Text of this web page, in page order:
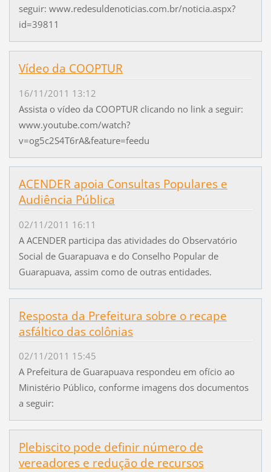
seguir: www.redesuldenoticias.com.br/noticia.aspx?
id=39811
Vídeo da COOPTUR
16/11/2011 13:12
Assista o vídeo da COOPTUR clicando no link a seguir:
www.youtube.com/watch?
v=og5c2S4T6rA&feature=feedu
ACENDER apoia Consultas Populares e
Audiência Pública
02/11/2011 16:11
A ACENDER participa das atividades do Observatório
Social de Guarapuava e do Conselho Popular de
Guarapuava, assim como de outras entidades.
Resposta da Prefeitura sobre o recape
asfáltico das colônias
02/11/2011 15:45
A Prefeitura de Guarapuava respondeu em ofício ao
Ministério Público, conforme imagens dos documentos
a seguir:
Plebiscito pode definir número de
vereadores e redução de recursos